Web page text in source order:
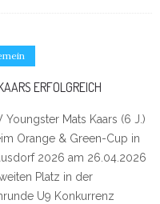
ERFOLGREICH
Youngster Mats Kaars (6 J.)
Orange & Green-Cup in
2026 am 26.04.2026
Platz in der
U9 Konkurrenz